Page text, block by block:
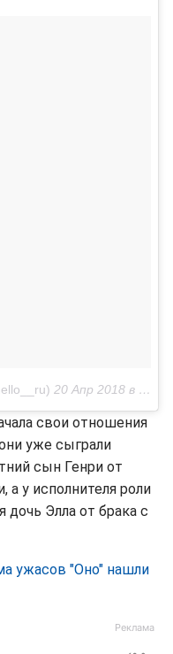
20 Апр 2018 в 4:49 PDT
свои отношения
уже сыграли
сын Генри от
у исполнителя роли
Элла от брака с
ужасов "Оно" нашли